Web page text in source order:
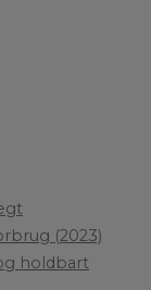
(2023)
holdbart